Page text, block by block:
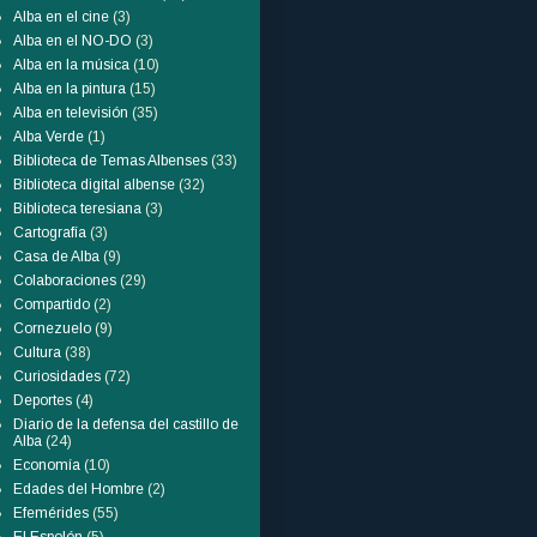
Alba en el cine (3)
Alba en el NO-DO (3)
Alba en la música (10)
Alba en la pintura (15)
Alba en televisión (35)
Alba Verde (1)
Biblioteca de Temas Albenses (33)
Biblioteca digital albense (32)
Biblioteca teresiana (3)
Cartografía (3)
Casa de Alba (9)
Colaboraciones (29)
Compartido (2)
Cornezuelo (9)
Cultura (38)
Curiosidades (72)
Deportes (4)
Diario de la defensa del castillo de
Alba (24)
Economía (10)
Edades del Hombre (2)
Efemérides (55)